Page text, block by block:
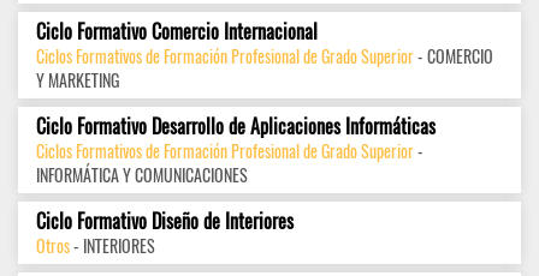
Ciclo Formativo Comercio Internacional
Ciclos Formativos de Formación Profesional de Grado Superior- COMERCIO
Y MARKETING
Ciclo Formativo Desarrollo de Aplicaciones Informáticas
Ciclos Formativos de Formación Profesional de Grado Superior-
INFORMÁTICA Y COMUNICACIONES
Ciclo Formativo Diseño de Interiores
Otros- INTERIORES